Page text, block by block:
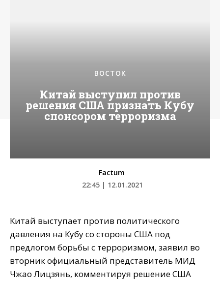
ВОСТОК
Китай выступил против
решения США признать Кубу
спонсором терроризма
Factum
22:45 | 12.01.2021
Китай выступает против политического
давления на Кубу со стороны США под
предлогом борьбы с терроризмом, заявил во
вторник официальный представитель МИД
Чжао Лицзянь, комментируя решение США